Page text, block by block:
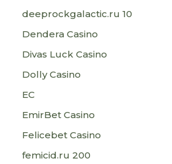
deeprockgalactic.ru 10
Dendera Casino
Divas Luck Casino
Dolly Casino
EC
EmirBet Casino
Felicebet Casino
femicid.ru 200